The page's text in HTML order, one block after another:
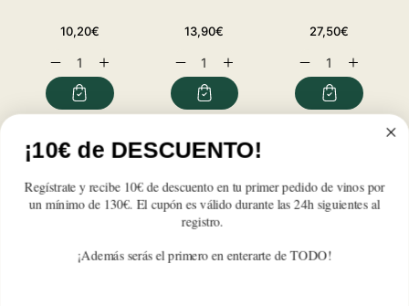
Precio
10,20€
Reducir
cantidad
para
Whisky
1L.
Aumentar
cantidad
para
Whisky
1L.
Precio
13,90€
Reducir
cantidad
para
Whisky
1L.
Aumentar
cantidad
para
Whisky
1L.
Precio
27,50€
Reducir
cantidad
para
Whisky
Aumentar
cantidad
para
Whisky
Reseñas de Clientes
Sé el primero en escribir una reseña
Write a review
¡10€ de DESCUENTO!
Regístrate y recibe 10€ de descuento en tu primer pedido de vinos por
un mínimo de 130€. El cupón es válido durante las 24h siguientes al
registro.
¡Además serás el primero en enterarte de TODO!